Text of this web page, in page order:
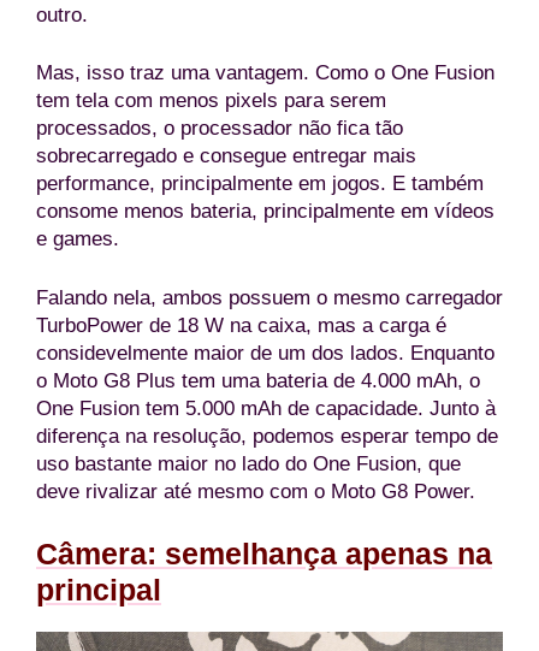
outro.
Mas, isso traz uma vantagem. Como o One Fusion
tem tela com menos pixels para serem
processados, o processador não fica tão
sobrecarregado e consegue entregar mais
performance, principalmente em jogos. E também
consome menos bateria, principalmente em vídeos
e games.
Falando nela, ambos possuem o mesmo carregador
TurboPower de 18 W na caixa, mas a carga é
considevelmente maior de um dos lados. Enquanto
o Moto G8 Plus tem uma bateria de 4.000 mAh, o
One Fusion tem 5.000 mAh de capacidade. Junto à
diferença na resolução, podemos esperar tempo de
uso bastante maior no lado do One Fusion, que
deve rivalizar até mesmo com o Moto G8 Power.
Câmera: semelhança apenas na
principal